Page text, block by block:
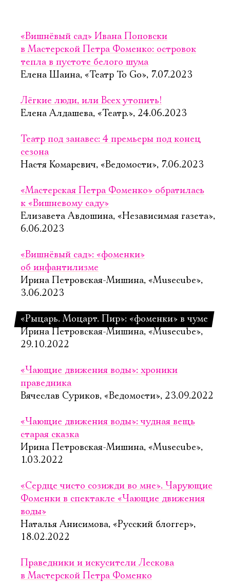
«Вишнёвый сад» Ивана Поповски
в Мастерской Петра Фоменко: островок
тепла в пустоте белого шума
Елена Шаина, «Театр To Go», 7.07.2023
Лёгкие люди, или Всех утопить!
Елена Алдашева, «Театр.», 24.06.2023
Театр под занавес: 4 премьеры под конец
сезона
Настя Комаревич, «Ведомости», 7.06.2023
«Мастерская Петра Фоменко» обратилась
к «Вишневому саду»
Елизавета Авдошина, «Независимая газета»,
6.06.2023
«Вишнёвый сад»: «фоменки»
об инфантилизме
Ирина Петровская-Мишина, «Musecube»,
3.06.2023
«Рыцарь. Моцарт. Пир»: «фоменки» в чуме
Ирина Петровская-Мишина, «Musecube»,
29.10.2022
«Чающие движения воды»: хроники
праведника
Вячеслав Суриков, «Ведомости», 23.09.2022
«Чающие движения воды»: чудная вещь
старая сказка
Ирина Петровская-Мишина, «Musecube»,
1.03.2022
«Сердце чисто созижди во мне». Чарующие
Фоменки в спектакле «Чающие движения
воды»
Наталья Анисимова, «Русский блоггер»,
18.02.2022
Праведники и искусители Лескова
в Мастерской Петра Фоменко